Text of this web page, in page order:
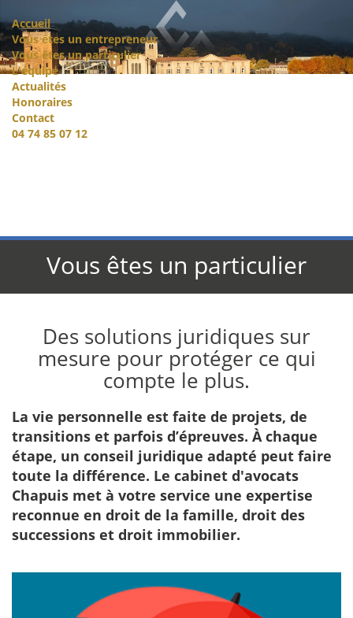
Accueil
Vous êtes un entrepreneur
Vous êtes un particulier
L'équipe
Actualités
Honoraires
Contact
04 74 85 07 12
Vous êtes un particulier
Des solutions juridiques sur
mesure pour protéger ce qui
compte le plus.
La vie personnelle est faite de projets, de
transitions et parfois d’épreuves. À chaque
étape, un conseil juridique adapté peut faire
toute la différence. Le cabinet d'avocats
Chapuis met à votre service une expertise
reconnue en droit de la famille, droit des
successions et droit immobilier.